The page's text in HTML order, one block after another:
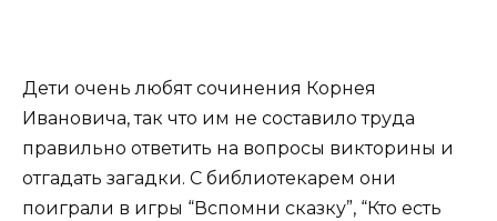
Дети очень любят сочинения Корнея
Ивановича, так что им не составило труда
правильно ответить на вопросы викторины и
отгадать загадки. С библиотекарем они
поиграли в игры “Вспомни сказку”, “Кто есть